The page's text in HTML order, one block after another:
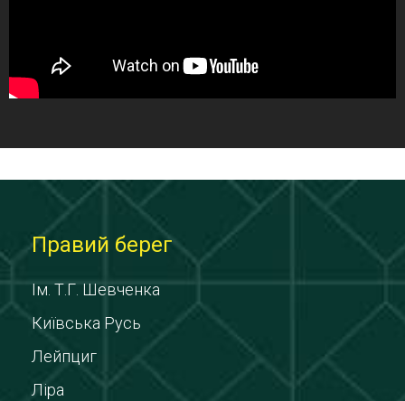
Правий берег
Ім. Т.Г. Шевченка
Київська Русь
Лейпциг
Ліра